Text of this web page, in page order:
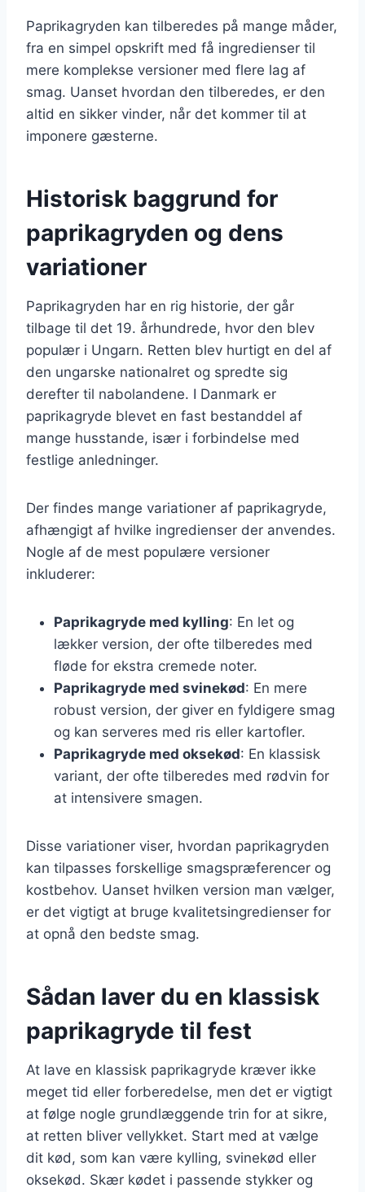
Paprikagryden kan tilberedes på mange måder,
fra en simpel opskrift med få ingredienser til
mere komplekse versioner med flere lag af
smag. Uanset hvordan den tilberedes, er den
altid en sikker vinder, når det kommer til at
imponere gæsterne.
Historisk baggrund for
paprikagryden og dens
variationer
Paprikagryden har en rig historie, der går
tilbage til det 19. århundrede, hvor den blev
populær i Ungarn. Retten blev hurtigt en del af
den ungarske nationalret og spredte sig
derefter til nabolandene. I Danmark er
paprikagryde blevet en fast bestanddel af
mange husstande, især i forbindelse med
festlige anledninger.
Der findes mange variationer af paprikagryde,
afhængigt af hvilke ingredienser der anvendes.
Nogle af de mest populære versioner
inkluderer:
Paprikagryde med kylling: En let og
lækker version, der ofte tilberedes med
fløde for ekstra cremede noter.
Paprikagryde med svinekød: En mere
robust version, der giver en fyldigere smag
og kan serveres med ris eller kartofler.
Paprikagryde med oksekød: En klassisk
variant, der ofte tilberedes med rødvin for
at intensivere smagen.
Disse variationer viser, hvordan paprikagryden
kan tilpasses forskellige smagspræferencer og
kostbehov. Uanset hvilken version man vælger,
er det vigtigt at bruge kvalitetsingredienser for
at opnå den bedste smag.
Sådan laver du en klassisk
paprikagryde til fest
At lave en klassisk paprikagryde kræver ikke
meget tid eller forberedelse, men det er vigtigt
at følge nogle grundlæggende trin for at sikre,
at retten bliver vellykket. Start med at vælge
dit kød, som kan være kylling, svinekød eller
oksekød. Skær kødet i passende stykker og